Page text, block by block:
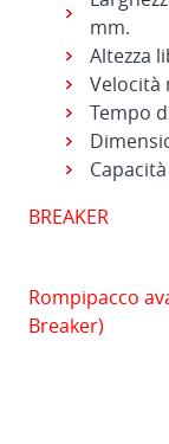
mm.
Altezza
Velocità
Tempo
BREAKER
Rompipacco
Breaker)